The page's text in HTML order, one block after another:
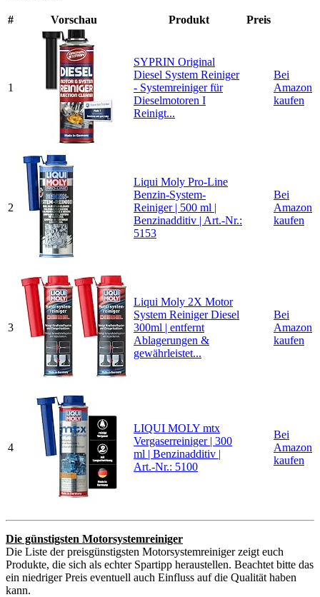
# Vorschau Produkt Preis
1
SYPRIN Original
Diesel System Reiniger
- Systemreiniger für
Dieselmotoren I
Reinigt...
Bei
Amazon
kaufen
2
Liqui Moly Pro-Line
Benzin-System-
Reiniger | 500 ml |
Benzinadditiv | Art.-Nr.:
5153
Bei
Amazon
kaufen
3
Liqui Moly 2X Motor
System Reiniger Diesel
300ml | entfernt
Ablagerungen &
gewährleistet...
Bei
Amazon
kaufen
4
LIQUI MOLY mtx
Vergaserreiniger | 300
ml | Benzinadditiv |
Art.-Nr.: 5100
Bei
Amazon
kaufen
Die günstigsten Motorsystemreiniger
Die Liste der preisgünstigsten Motorsystemreiniger zeigt euch
Produkte, die sich als echter Spartipp heraustellen. Beachtet bitte das
ein niedriger Preis eventuell auch Einfluss auf die Qualität haben
kann.